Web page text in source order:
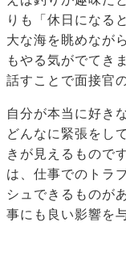
りも「休日になる
大な海を眺めなが
もやる気がでてき
話すことで面接官
自分が本当に好き
どんなに緊張をし
きが見えるもので
は、仕事でのトラ
シュできるものが
事にも良い影響を